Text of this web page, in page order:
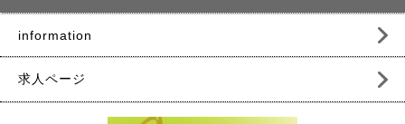
information
求人ページ